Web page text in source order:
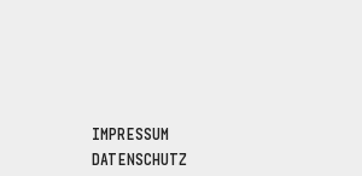
IMPRESSUM
DATENSCHUTZ